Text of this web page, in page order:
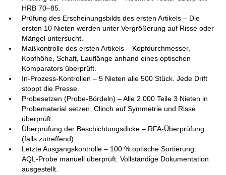
HRB 70–85.
Prüfung des Erscheinungsbilds des ersten Artikels – Die
ersten 10 Nieten werden unter Vergrößerung auf Risse oder
Mängel untersucht.
Maßkontrolle des ersten Artikels – Kopfdurchmesser,
Kopfhöhe, Schaft, Lauflänge anhand eines optischen
Komparators überprüft.
In-Prozess-Kontrollen – 5 Nieten alle 500 Stück. Jede Drift
stoppt die Presse.
Probesetzen (Probe-Bördeln) – Alle 2.000 Teile 3 Nieten in
Probematerial setzen. Clinch auf Symmetrie und Risse
überprüft.
Überprüfung der Beschichtungsdicke – RFA-Überprüfung
(falls zutreffend).
Letzte Ausgangskontrolle – 100 % optische Sortierung.
AQL-Probe manuell überprüft. Vollständige Dokumentation
ausgestellt.